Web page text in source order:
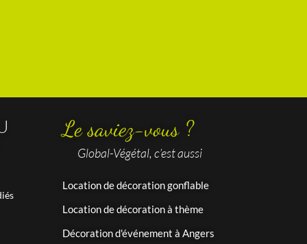
Le saviez-vous ?
Global-Végétal, c’est aussi
Location de décoration gonflable
Location de décoration à thème
Décoration d'événement à Angers